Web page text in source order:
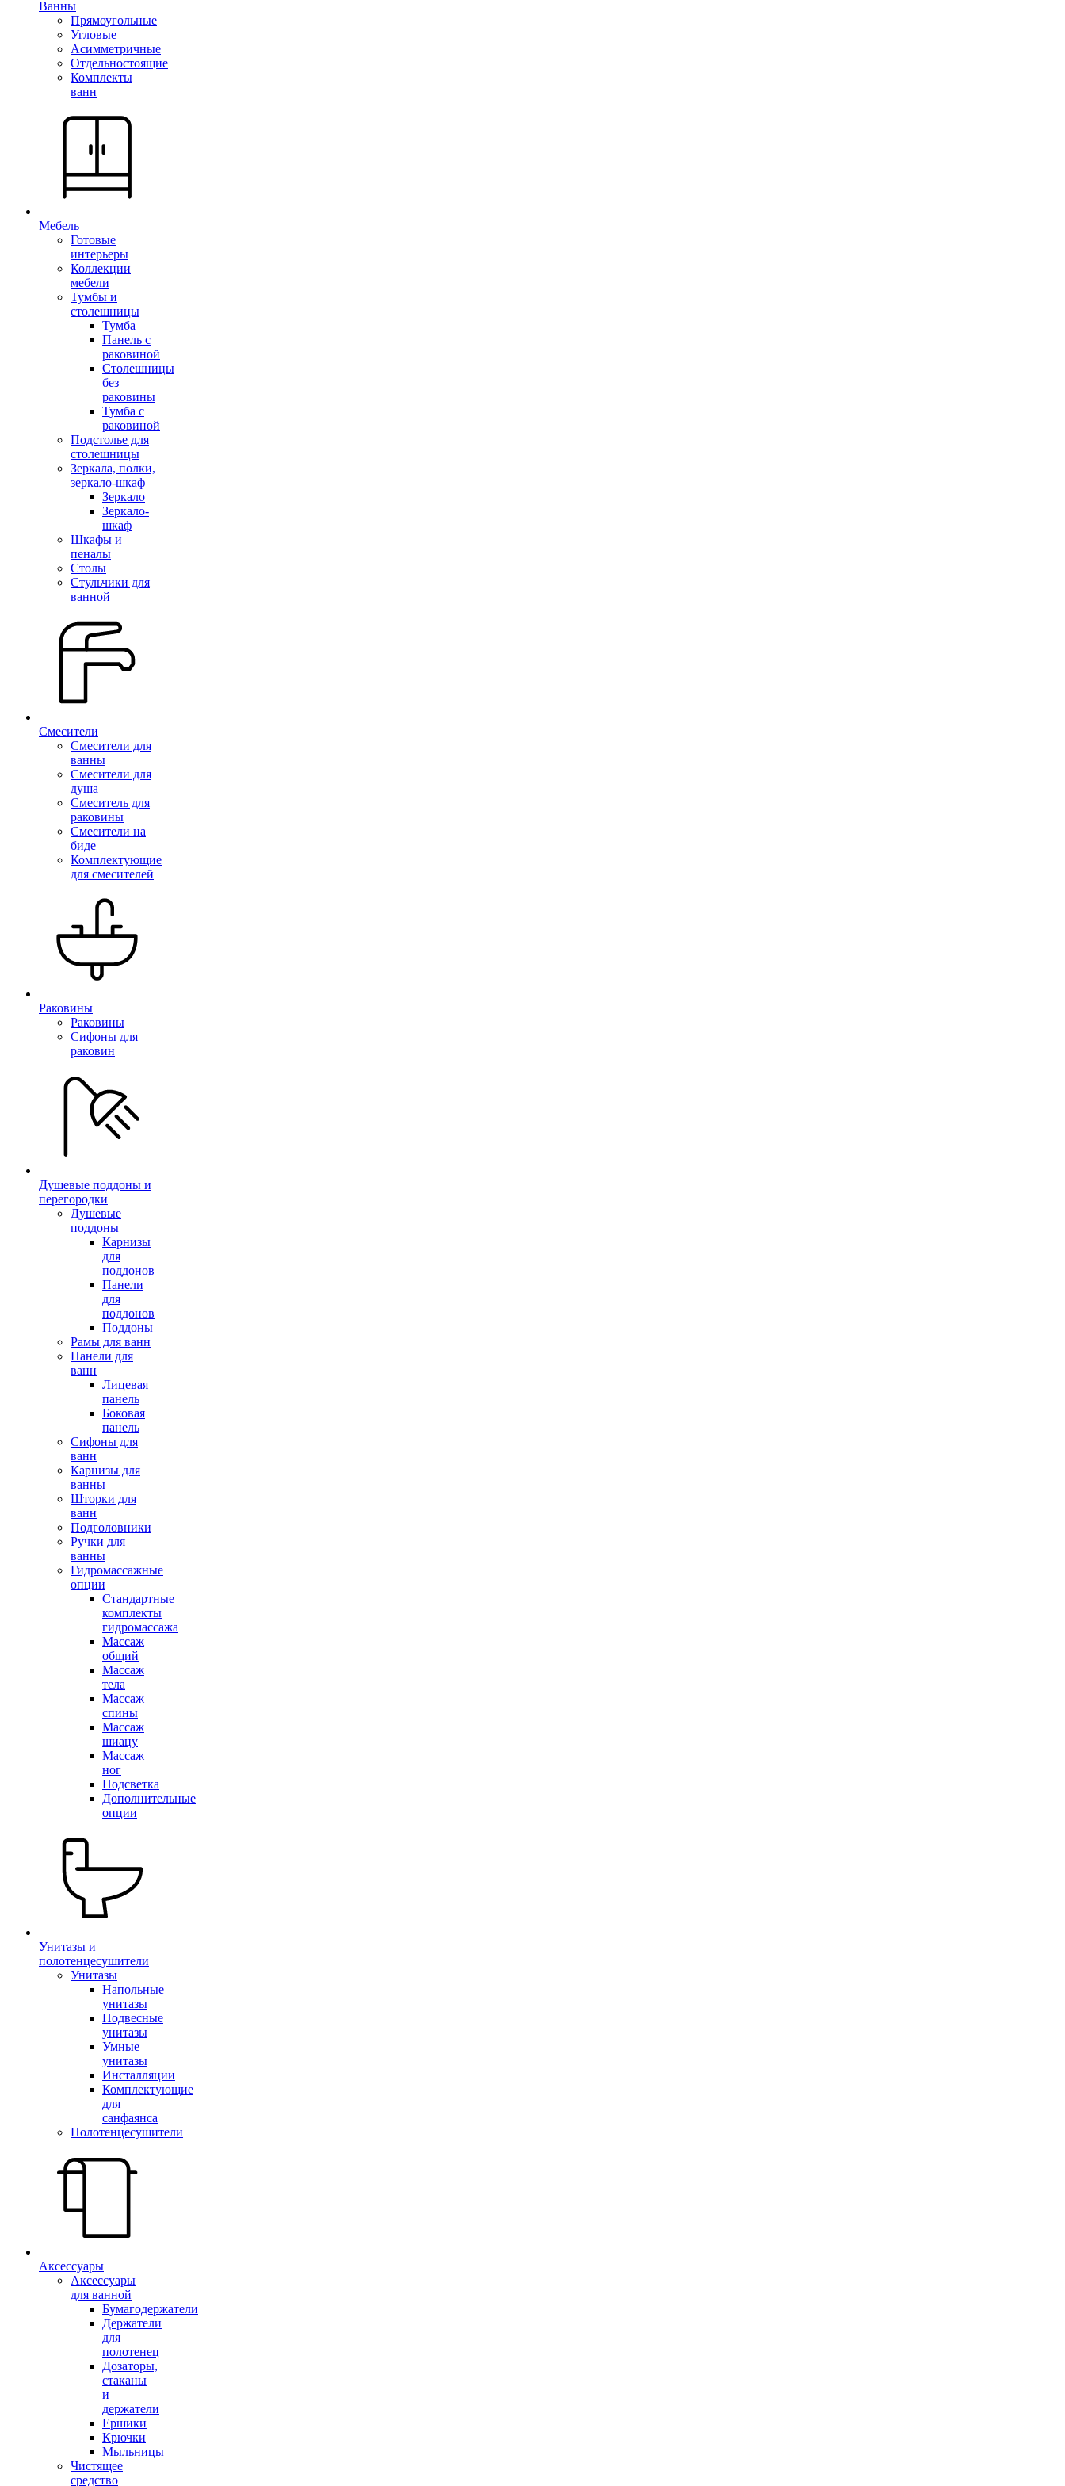
Ванны
Прямоугольные
Угловые
Асимметричные
Отдельностоящие
Комплекты
ванн
Мебель
Готовые
интерьеры
Коллекции
мебели
Тумбы и
столешницы
Тумба
Панель с
раковиной
Столешницы
без
раковины
Тумба с
раковиной
Подстолье для
столешницы
Зеркала, полки,
зеркало-шкаф
Зеркало
Зеркало-
шкаф
Шкафы и
пеналы
Столы
Стульчики для
ванной
Смесители
Смесители для
ванны
Смесители для
душа
Смеситель для
раковины
Смесители на
биде
Комплектующие
для смесителей
Раковины
Раковины
Сифоны для
раковин
Душевые поддоны и
перегородки
Душевые
поддоны
Карнизы
для
поддонов
Панели
для
поддонов
Поддоны
Рамы для ванн
Панели для
ванн
Лицевая
панель
Боковая
панель
Сифоны для
ванн
Карнизы для
ванны
Шторки для
ванн
Подголовники
Ручки для
ванны
Гидромассажные
опции
Стандартные
комплекты
гидромассажа
Массаж
общий
Массаж
тела
Массаж
спины
Массаж
шиацу
Массаж
ног
Подсветка
Дополнительные
опции
Унитазы и
полотенцесушители
Унитазы
Напольные
унитазы
Подвесные
унитазы
Умные
унитазы
Инсталляции
Комплектующие
для
санфаянса
Полотенцесушители
Аксессуары
Аксессуары
для ванной
Бумагодержатели
Держатели
для
полотенец
Дозаторы,
стаканы
и
держатели
Ершики
Крючки
Мыльницы
Чистящее
средство